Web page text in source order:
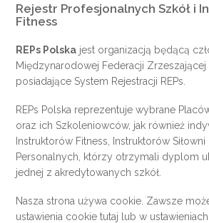
Rejestr Profesjonalnych Szkół i
Fitness
REPs Polska jest organizacją będącą
Międzynarodowej Federacji Zrzeszającej
posiadające System Rejestracji REPs.
REPs Polska reprezentuje wybrane
oraz ich Szkoleniowców, jak również
Instruktorów Fitness, Instruktorów
Personalnych, którzy otrzymali dyplom
jednej z akredytowanych szkół.
Nasza strona używa cookie. Zawsze
ustawienia cookietutaj lub w